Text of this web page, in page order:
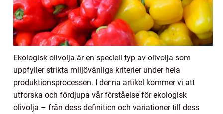
Ekologisk olivolja är en speciell typ av olivolja som
uppfyller strikta miljövänliga kriterier under hela
produktionsprocessen. I denna artikel kommer vi att
utforska och fördjupa vår förståelse för ekologisk
olivolja – från dess definition och variationer till dess